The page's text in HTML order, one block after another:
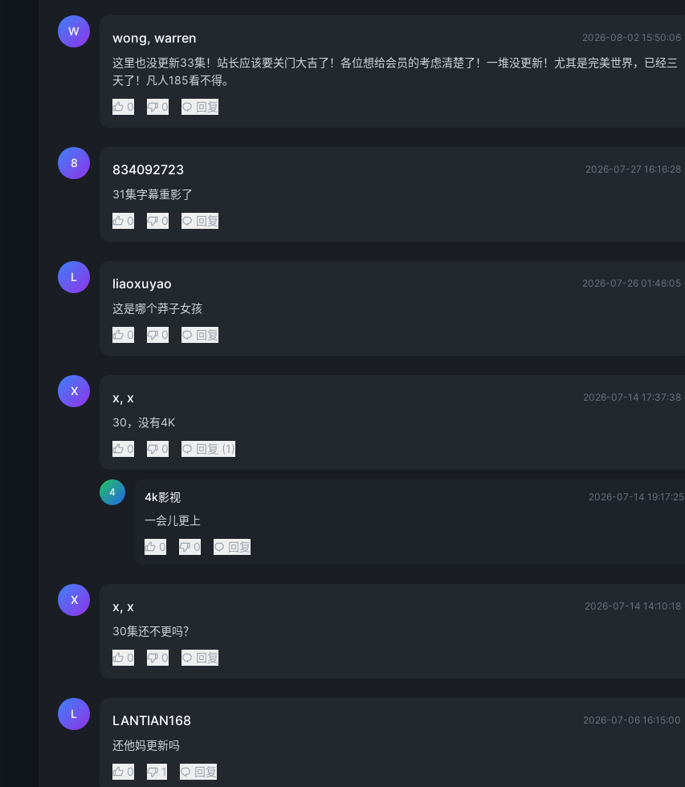
W wong, warren 2026-08-02 15:50:06
这里也没更新33集！站长应该要关门大吉了！各位想给会员的考虑清楚了！一堆没更新！尤其是完美世界，已经三
天了！凡人185看不得。
0
0 回复
8 834092723 2026-07-27 16:16:28
31集字幕重影了
0
0 回复
L liaoxuyao 2026-07-26 01:46:05
这是哪个莽子女孩
0
0 回复
X x, x 2026-07-14 17:37:38
30，没有4K
0
0 回复 (1)
4 4k影视 2026-07-14 19:17:25
一会儿更上
0
0 回复
X x, x 2026-07-14 14:10:18
30集还不更吗？
0
0 回复
L LANTIAN168 2026-07-06 16:15:00
还他妈更新吗
0
1 回复